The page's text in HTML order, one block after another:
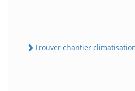
Trouver chantier climatisation